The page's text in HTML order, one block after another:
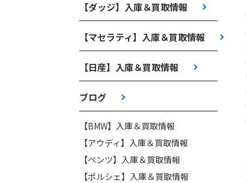
【ダッジ】入庫＆買取情報
【マセラティ】入庫＆買取情報
【日産】入庫＆買取情報
ブログ
【BMW】入庫＆買取情報
【アウディ】入庫＆買取情報
【ベンツ】入庫＆買取情報
【ポルシェ】入庫＆買取情報